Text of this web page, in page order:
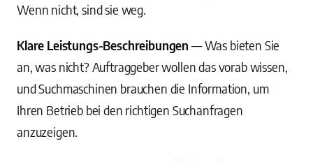
Wenn nicht, sind sie weg.
Klare Leistungs-Beschreibungen — Was bieten Sie
an, was nicht? Auftraggeber wollen das vorab wissen,
und Suchmaschinen brauchen die Information, um
Ihren Betrieb bei den richtigen Suchanfragen
anzuzeigen.